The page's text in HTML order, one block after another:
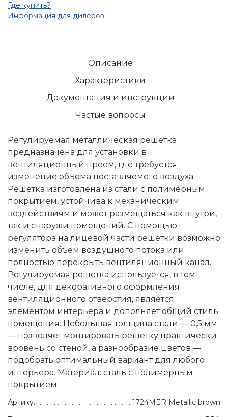
Где купить?
Информация для дилеров
Описание
Характеристики
Документация и инструкции
Частые вопросы
Регулируемая металлическая решетка
предназначена для установки в
вентиляционный проем, где требуется
изменение объема поставляемого воздуха.
Решетка изготовлена из стали с полимерным
покрытием, устойчива к механическим
воздействиям и может размещаться как внутри,
так и снаружи помещений. С помощью
регулятора на лицевой части решетки возможно
изменить объем воздушного потока или
полностью перекрыть вентиляционный канал.
Регулируемая решетка используется, в том
числе, для декоративного оформления
вентиляционного отверстия, является
элементом интерьера и дополняет общий стиль
помещения. Небольшая толщина стали — 0,5 мм
— позволяет монтировать решетку практически
вровень со стеной, а разнообразие цветов —
подобрать оптимальный вариант для любого
интерьера. Материал: сталь с полимерным
покрытием
Артикул
1724MER Metallic brown